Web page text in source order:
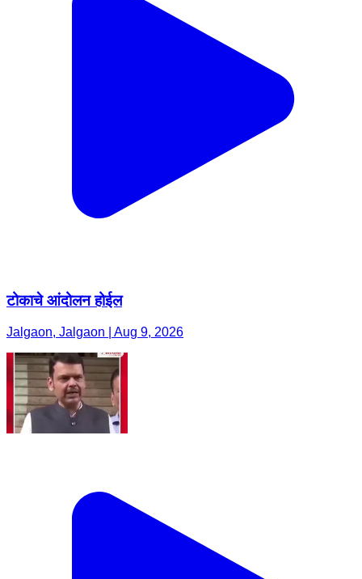
टोकाचे आंदोलन होईल
Jalgaon, Jalgaon | Aug 9, 2026